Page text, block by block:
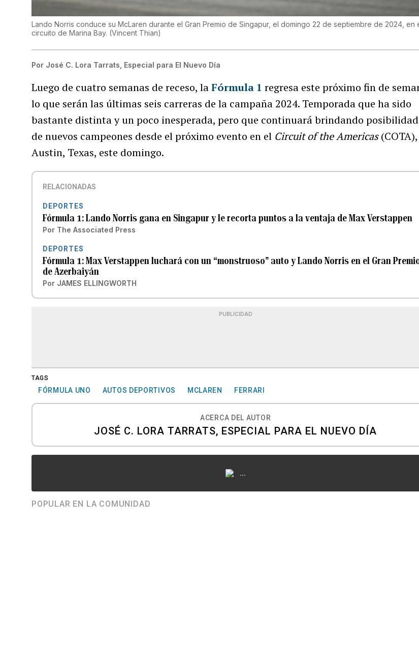
Lando Norris conduce su McLaren durante el Gran Premio de Singapur, el domingo 22 de septiembre de 2024, en
circuito de Marina Bay. (Vincent Thian)
Por José C. Lora Tarrats, Especial para El Nuevo Día
Luego de cuatro semanas de receso, laFórmula 1 regresa este próximo fin de
lo que serán las últimas seis carreras de la campaña 2024. Temporada que ha sido
bastante distinta y un poco inesperada, pero que continuará brindando
de nuevos campeones desde el próximo evento en el Circuit of the Americas
Austin, Texas, este domingo.
RELACIONADAS
DEPORTES
Fórmula 1: Lando Norris gana en Singapur y le recorta puntos a la ventaja de Max Verstappen
Por The Associated Press
DEPORTES
Fórmula 1: Max Verstappen luchará con un “monstruoso” auto y Lando Norris en el Gran
de Azerbaiyán
Por JAMES ELLINGWORTH
PUBLICIDAD
TAGS
FÓRMULA UNO AUTOS DEPORTIVOS MCLAREN FERRARI
ACERCA DEL AUTOR
JOSÉ C. LORA TARRATS, ESPECIAL PARA EL NUEVO DÍA
...
POPULAR EN LA COMUNIDAD